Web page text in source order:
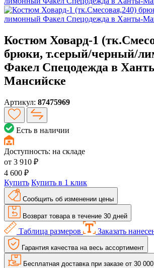
Костюм Ховард-1
брюки, т.серый/черный/
Факел Спецодежда в
Мансийске
Артикул: 87475969
Есть в наличии
Доступность: на складе
от 3 910 ₽
4 600 ₽
Купить Купить в 1 клик
Сообщить об изменении цены
Возврат товара в течение 30 дней
Таблица размеров Заказать
Гарантия качества на весь ассортимент
Бесплатная доставка при заказе от 30 000